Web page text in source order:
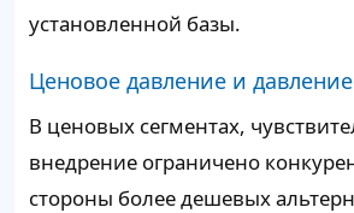
установленной базы.
Ценовое давление и
В ценовых сегментах,
внедрение ограничено
стороны более дешевых